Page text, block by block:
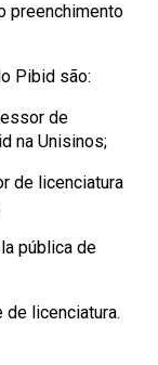
preenchimento
Pibid são:
de
na Unisinos;
de licenciatura
pública de
de licenciatura.